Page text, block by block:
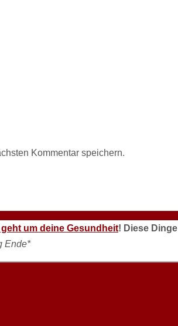
Kommentar speichern.
geht um deine Gesundheit! Diese Dinge
Ende*